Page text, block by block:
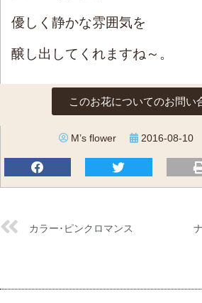
優しく静かな雰囲気を
醸し出してくれますね～。
このお花についてのお問
M’s flower 2016-08-10
カラー･ピンクロマンス